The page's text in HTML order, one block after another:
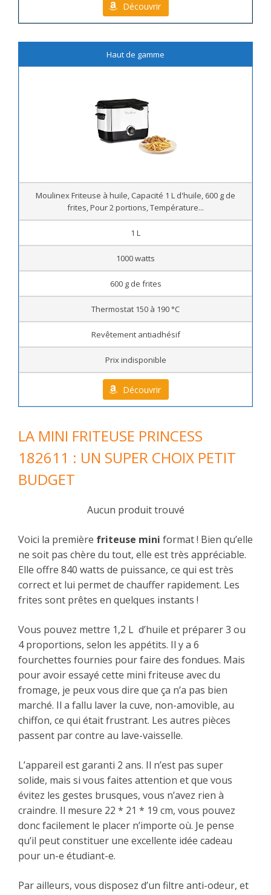
Découvrir
Haut de gamme
Moulinex Friteuse à huile, Capacité 1 L d'huile, 600 g de
frites, Pour 2 portions, Température...
1 L
1000 watts
600 g de frites
Thermostat 150 à 190 °C
Revêtement antiadhésif
Prix indisponible
Découvrir
LA MINI FRITEUSE PRINCESS
182611 : UN SUPER CHOIX PETIT
BUDGET
Aucun produit trouvé
Voici la première friteuse mini format ! Bien qu’elle
ne soit pas chère du tout, elle est très appréciable.
Elle offre 840 watts de puissance, ce qui est très
correct et lui permet de chauffer rapidement. Les
frites sont prêtes en quelques instants !
Vous pouvez mettre 1,2 L d’huile et préparer 3 ou
4 proportions, selon les appétits. Il y a 6
fourchettes fournies pour faire des fondues. Mais
pour avoir essayé cette mini friteuse avec du
fromage, je peux vous dire que ça n’a pas bien
marché. Il a fallu laver la cuve, non-amovible, au
chiffon, ce qui était frustrant. Les autres pièces
passent par contre au lave-vaisselle.
L’appareil est garanti 2 ans. Il n’est pas super
solide, mais si vous faites attention et que vous
évitez les gestes brusques, vous n’avez rien à
craindre. Il mesure 22 * 21 * 19 cm, vous pouvez
donc facilement le placer n’importe où. Je pense
qu’il peut constituer une excellente idée cadeau
pour un-e étudiant-e.
Par ailleurs, vous disposez d’un filtre anti-odeur, et